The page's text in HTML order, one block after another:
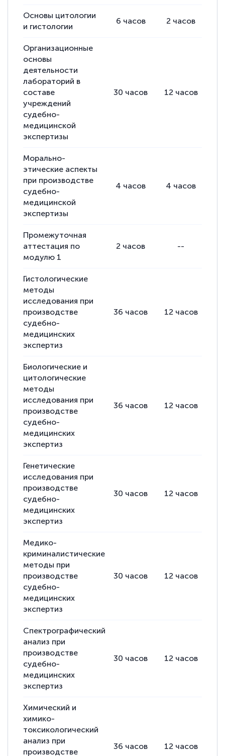
Основы цитологии
и гистологии
6 часов 2 часов
Организационные
основы
деятельности
лабораторий в
составе
учреждений
судебно-
медицинской
экспертизы
30 часов 12 часов
Морально-
этические аспекты
при производстве
судебно-
медицинской
экспертизы
4 часов 4 часов
Промежуточная
аттестация по
модулю 1
2 часов --
Гистологические
методы
исследования при
производстве
судебно-
медицинских
экспертиз
36 часов 12 часов
Биологические и
цитологические
методы
исследования при
производстве
судебно-
медицинских
экспертиз
36 часов 12 часов
Генетические
исследования при
производстве
судебно-
медицинских
экспертиз
30 часов 12 часов
Медико-
криминалистические
методы при
производстве
судебно-
медицинских
экспертиз
30 часов 12 часов
Спектрографический
анализ при
производстве
судебно-
медицинских
экспертиз
30 часов 12 часов
Химический и
химико-
токсикологический
анализ при
производстве
36 часов 12 часов